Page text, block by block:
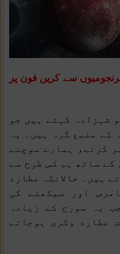
سے کریں فون پر
شہزادہ کہتے ہیں جو
کے منبع گرہ ہیں۔ یہ
کرنے، ہمارے سوچنے
کے ساتھ ہم کس طرح سے
ہیں۔ حالانکہ عطارد
اور سیکھنے کی
یہ سورج کے زیادہ
عطارد وکری ہوجاتے